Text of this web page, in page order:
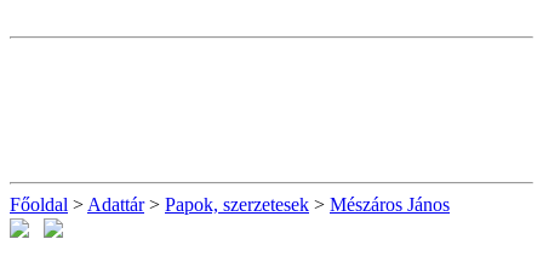
Főoldal > Adattár> Papok, szerzetesek > Mészáros János